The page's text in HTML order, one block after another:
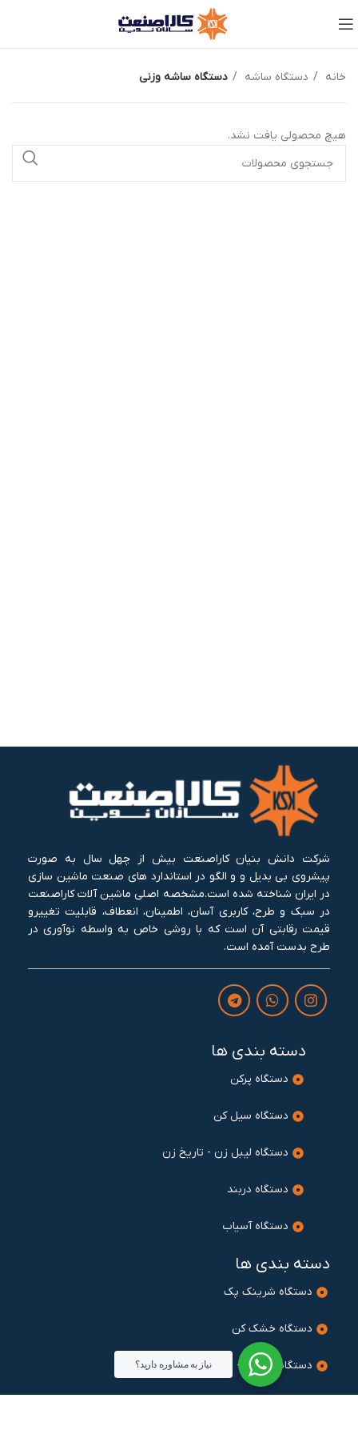
خانه دستگاه ساشه دستگاه ساشه وزنی
هیچ محصولی یافت نشد.
شرکت دانش بنیان کاراصنعت بیش از چهل سال به صورت
پیشروی بی بدیل و و الگو در استاندارد های صنعت ماشین سازی
در ایران شناخته شده است.مشخصه اصلی ماشین آلات کاراصنعت
در سبک و طرح، کاربری آسان، اطمینان، انعطاف، قابلیت تغییرو
قیمت رقابتی آن است که با روشی خاص به واسطه نوآوری در
طرح بدست آمده است.
دسته بندی ها
دستگاه پرکن
دستگاه سیل کن
دستگاه لیبل زن - تاریخ زن
دستگاه دربند
دستگاه آسیاب
دسته بندی ها
دستگاه شرینک پک
دستگاه خشک کن
دستگاه میکسر - بلندرنیاز به مشاوره دارید؟